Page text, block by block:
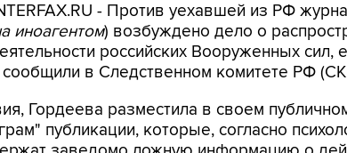
- Против уехавшей из РФ
иноагентом) возбуждено дело о
российских Вооруженных сил,
в Следственном комитете РФ
Гордеева разместила в своем
публикации, которые, согласно